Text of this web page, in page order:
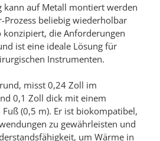
kann auf Metall montiert werden
Prozess beliebig wiederholbar
konzipiert, die Anforderungen
ist eine ideale Lösung für
Instrumenten.
misst 0,24 Zoll im
0,1 Zoll dick mit einem
(0,5 m). Er ist biokompatibel,
zu gewährleisten und
um Wärme in